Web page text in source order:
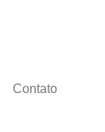
Contato